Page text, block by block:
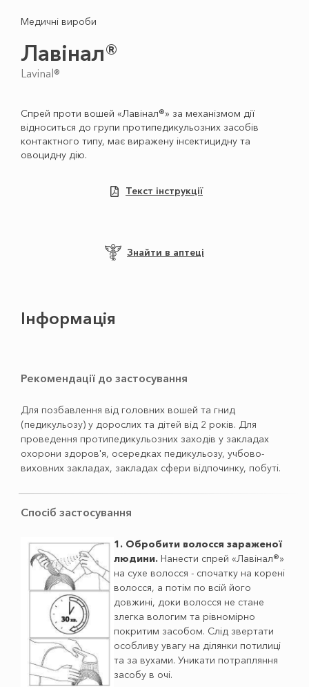
Медичні вироби
Лавінал®
Lavinal®
Спрей проти вошей «Лавінал®» за механізмом дії
відноситься до групи протипедикульозних засобів
контактного типу, має виражену інсектицидну та
овоцидну дію.
Текст інструкції
Знайти в аптеці
Інформація
Рекомендації до застосування
Для позбавлення від головних вошей та гнид
(педикульозу) у дорослих та дітей від 2 років. Для
проведення протипедикульозних заходів у закладах
охорони здоров'я, осередках педикульозу, учбово-
виховних закладах, закладах сфери відпочинку, побуті.
Спосіб застосування
1. Обробити волосся зараженої
людини. Нанести спрей «Лавінал®»
на сухе волосся - спочатку на корені
волосся, а потім по всій його
довжині, доки волосся не стане
злегка вологим та рівномірно
покритим засобом. Слід звертати
особливу увагу на ділянки потилиці
та за вухами. Уникати потрапляння
засобу в очі.